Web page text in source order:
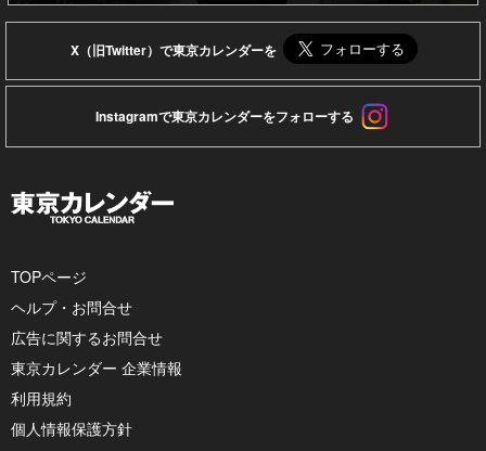
X（旧Twitter）で東京カレンダーを
Instagramで東京カレンダーをフォローする
TOPページ
ヘルプ・お問合せ
広告に関するお問合せ
東京カレンダー 企業情報
利用規約
個人情報保護方針